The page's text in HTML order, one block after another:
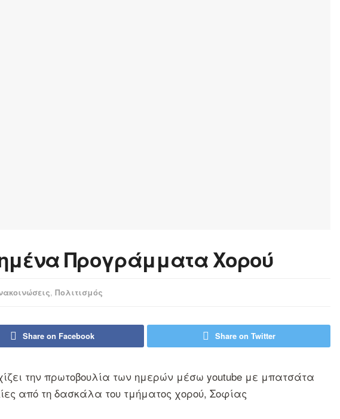
Προγράμματα Χορού
, Πολιτισμός
Share on Facebook Share on Twitter
την πρωτοβουλία των ημερών μέσω youtube με μπατσάτα
από τη δασκάλα του τμήματος χορού, Σοφίας